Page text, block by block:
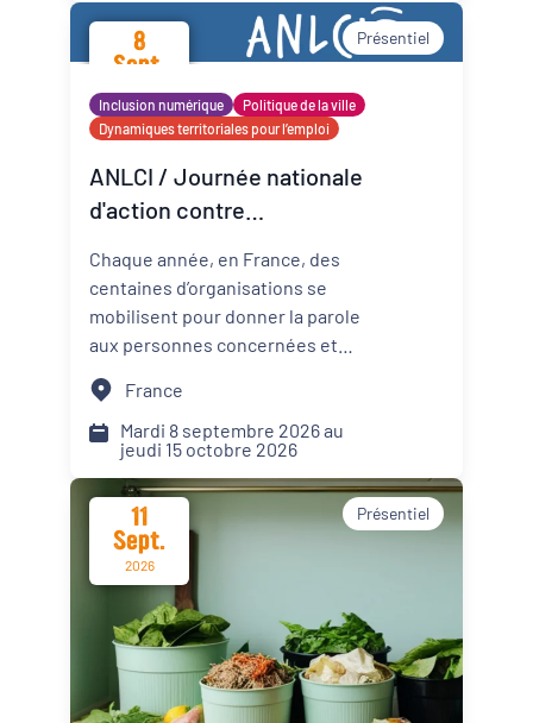
promotion de la santé mentale
dans les Cités éducatives de
8
Sept.
Présentiel
Inclusion numérique
Politique de la ville
Dynamiques territoriales pour l’emploi
ANLCI / Journée nationale
d'action contre
Chaque année, en France, des
centaines d’organisations se
mobilisent pour donner la parole
aux personnes concernées et
sur les solutions locales.
France
Mardi 8 septembre 2026 au
jeudi 15 octobre 2026
11
Sept.
2026
Présentiel